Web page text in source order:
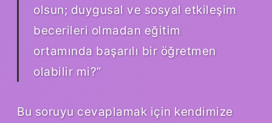
olsun; duygusal ve sosyal etkileşim
becerileri olmadan eğitim
ortamında başarılı bir öğretmen
olabilir mi?”
Bu soruyu cevaplamak için kendimize